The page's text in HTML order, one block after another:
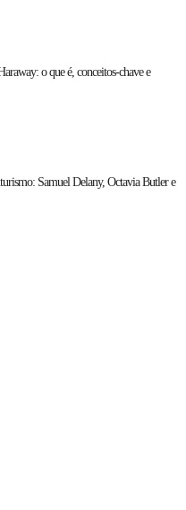
o que é, conceitos-chave e
Samuel Delany, Octavia Butler e